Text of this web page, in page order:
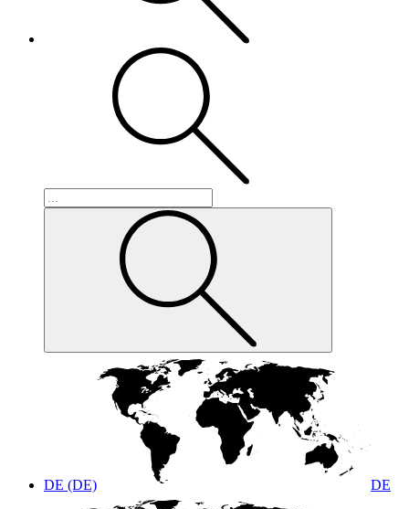
DE (DE) DE